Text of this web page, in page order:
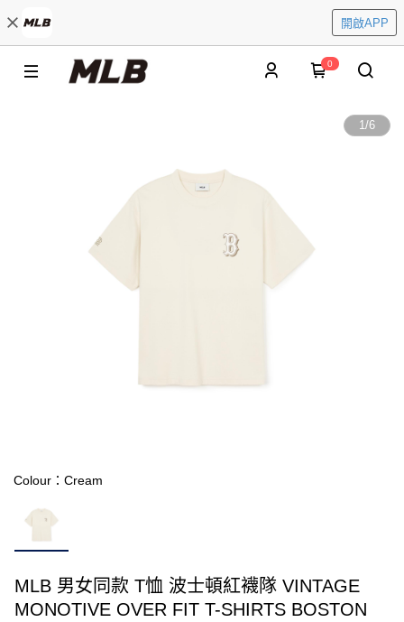
開啟APP
0
1/6
Colour：Cream
MLB 男女同款 T恤 波士頓紅襪隊 VINTAGE
MONOTIVE OVER FIT T-SHIRTS BOSTON